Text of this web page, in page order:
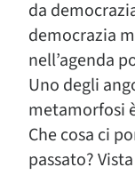
da
democrazia
nell’agenda
Uno degli
metamorfosi
Che cosa ci
passato?